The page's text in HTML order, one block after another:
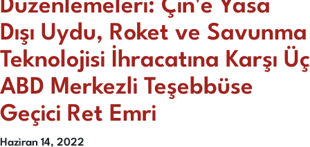
Düzenlemeleri: Çin'e Yasa
Dışı Uydu, Roket ve Savunma
Teknolojisi İhracatına Karşı Üç
ABD Merkezli Teşebbüse
Geçici Ret Emri
Haziran 14, 2022